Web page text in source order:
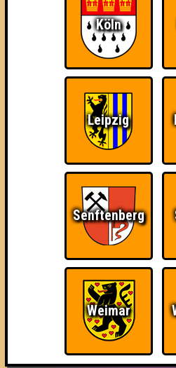
damn high
Teil der Oberschicht
The Last of Us Wir sind
Köln
Leipzig
Senftenberg
Weimar